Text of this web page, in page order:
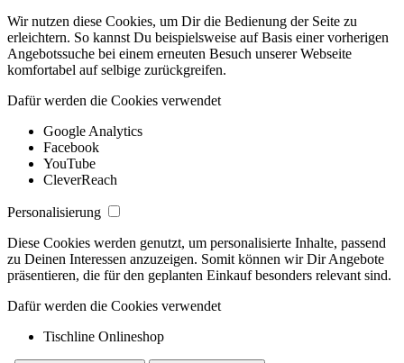
Wir nutzen diese Cookies, um Dir die Bedienung der Seite zu
erleichtern. So kannst Du beispielsweise auf Basis einer vorherigen
Angebotssuche bei einem erneuten Besuch unserer Webseite
komfortabel auf selbige zurückgreifen.
Dafür werden die Cookies verwendet
Google Analytics
Facebook
YouTube
CleverReach
Personalisierung
Diese Cookies werden genutzt, um personalisierte Inhalte, passend
zu Deinen Interessen anzuzeigen. Somit können wir Dir Angebote
präsentieren, die für den geplanten Einkauf besonders relevant sind.
Dafür werden die Cookies verwendet
Tischline Onlineshop